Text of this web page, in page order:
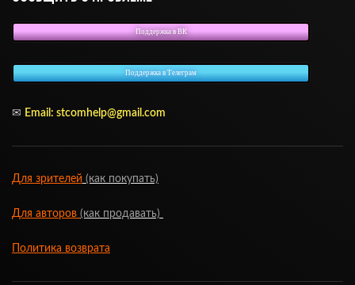
Поддержка в ВК
Поддержка в Телеграм
✉ Email: stcomhelp@gmail.com
Для зрителей (как покупать)
Для авторов (как продавать)
Политика возврата